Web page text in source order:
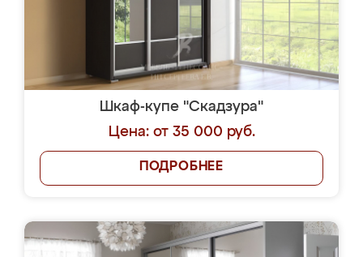
Шкаф-купе "Скадзура"
Цена: от 35 000 руб.
ПОДРОБНЕЕ